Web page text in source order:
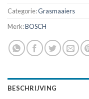
Categorie:Grasmaaiers
Merk:BOSCH
BESCHRIJVING